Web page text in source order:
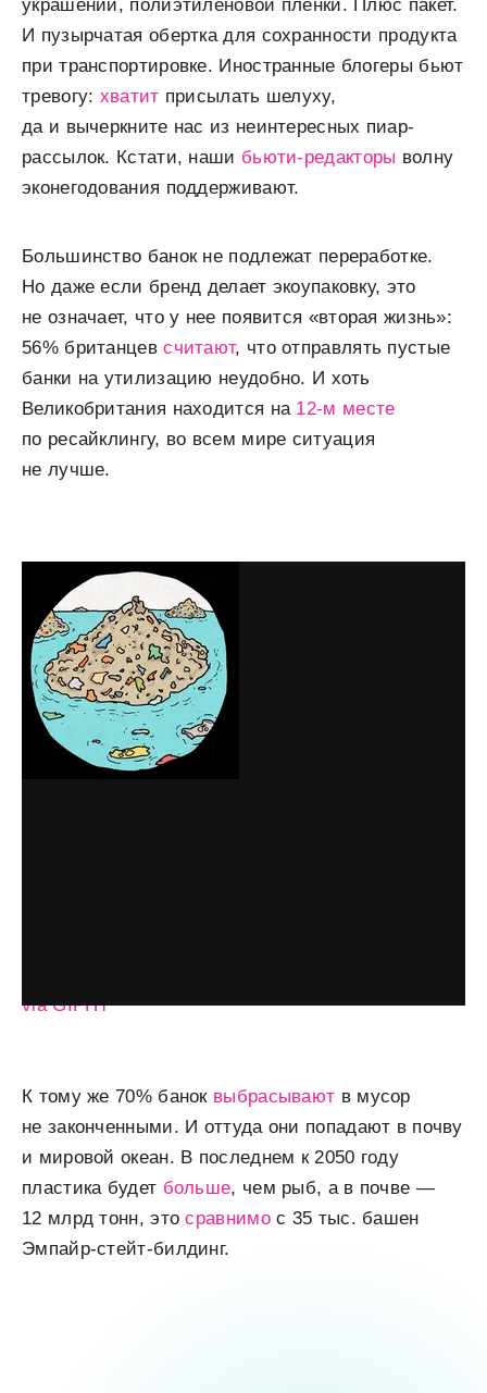
украшений, полиэтиленовой пленки. Плюс пакет.
И пузырчатая обертка для сохранности продукта
при транспортировке. Иностранные блогеры бьют
тревогу: хватит присылать шелуху,
да и вычеркните нас из неинтересных пиар-
рассылок. Кстати, наши бьюти-редакторы волну
эконегодования поддерживают.
Большинство банок не подлежат переработке.
Но даже если бренд делает экоупаковку, это
не означает, что у нее появится «вторая жизнь»:
56% британцевсчитают, что отправлять пустые
банки на утилизацию неудобно. И хоть
Великобритания находится на 12-м месте
по ресайклингу, во всем мире ситуация
не лучше.
via GIPHY
К тому же 70% банок выбрасывают в мусор
не законченными. И оттуда они попадают в почву
и мировой океан. В последнем к 2050 году
пластика будет больше, чем рыб, а в почве —
12 млрд тонн, этосравнимос 35 тыс. башен
Эмпайр-стейт-билдинг.